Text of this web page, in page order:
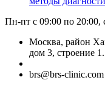
Пн-пт с 09:00 по 20:00,
Москва, район
дом 3, строение 1.
brs@brs-clinic.com